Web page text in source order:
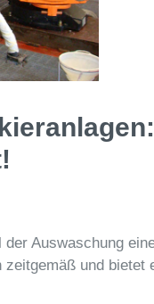
Auswaschung
und bietet